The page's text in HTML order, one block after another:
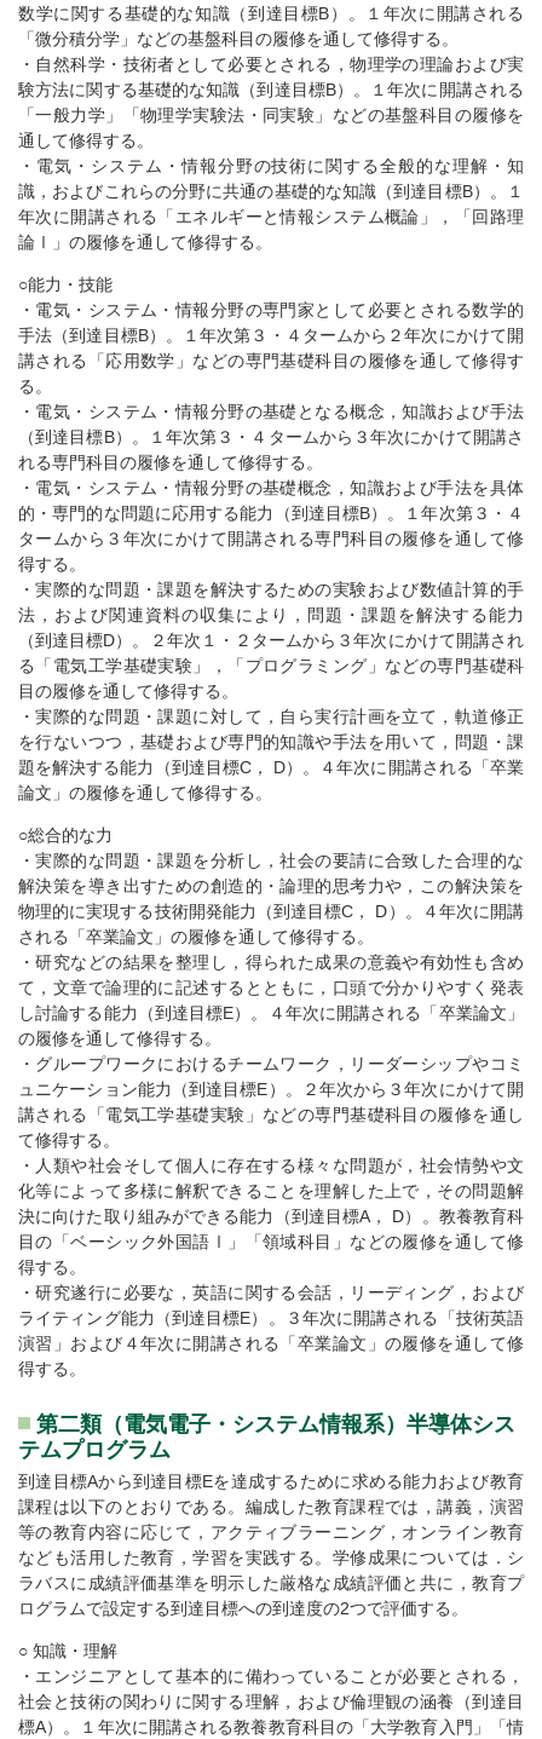
数学に関する基礎的な知識（到達目標B）。１年次に開講される
「微分積分学」などの基盤科目の履修を通して修得する。
・自然科学・技術者として必要とされる，物理学の理論および実
験方法に関する基礎的な知識（到達目標B）。１年次に開講される
「一般力学」「物理学実験法・同実験」などの基盤科目の履修を
通して修得する。
・電気・システム・情報分野の技術に関する全般的な理解・知
識，およびこれらの分野に共通の基礎的な知識（到達目標B）。１
年次に開講される「エネルギーと情報システム概論」，「回路理
論Ⅰ」の履修を通して修得する。
○能力・技能
・電気・システム・情報分野の専門家として必要とされる数学的
手法（到達目標B）。１年次第３・４タームから２年次にかけて開
講される「応用数学」などの専門基礎科目の履修を通して修得す
る。
・電気・システム・情報分野の基礎となる概念，知識および手法
（到達目標B）。１年次第３・４タームから３年次にかけて開講さ
れる専門科目の履修を通して修得する。
・電気・システム・情報分野の基礎概念，知識および手法を具体
的・専門的な問題に応用する能力（到達目標B）。１年次第３・４
タームから３年次にかけて開講される専門科目の履修を通して修
得する。
・実際的な問題・課題を解決するための実験および数値計算的手
法，および関連資料の収集により，問題・課題を解決する能力
（到達目標D）。２年次１・２タームから３年次にかけて開講され
る「電気工学基礎実験」，「プログラミング」などの専門基礎科
目の履修を通して修得する。
・実際的な問題・課題に対して，自ら実行計画を立て，軌道修正
を行ないつつ，基礎および専門的知識や手法を用いて，問題・課
題を解決する能力（到達目標C， D）。４年次に開講される「卒業
論文」の履修を通して修得する。
○総合的な力
・実際的な問題・課題を分析し，社会の要請に合致した合理的な
解決策を導き出すための創造的・論理的思考力や，この解決策を
物理的に実現する技術開発能力（到達目標C， D）。４年次に開講
される「卒業論文」の履修を通して修得する。
・研究などの結果を整理し，得られた成果の意義や有効性も含め
て，文章で論理的に記述するとともに，口頭で分かりやすく発表
し討論する能力（到達目標E）。４年次に開講される「卒業論文」
の履修を通して修得する。
・グループワークにおけるチームワーク，リーダーシップやコミ
ュニケーション能力（到達目標E）。２年次から３年次にかけて開
講される「電気工学基礎実験」などの専門基礎科目の履修を通し
て修得する。
・人類や社会そして個人に存在する様々な問題が，社会情勢や文
化等によって多様に解釈できることを理解した上で，その問題解
決に向けた取り組みができる能力（到達目標A， D）。教養教育科
目の「ベーシック外国語Ⅰ」「領域科目」などの履修を通して修
得する。
・研究遂行に必要な，英語に関する会話，リーディング，および
ライティング能力（到達目標E）。３年次に開講される「技術英語
演習」および４年次に開講される「卒業論文」の履修を通して修
得する。
第二類（電気電子・システム情報系）半導体シス
テムプログラム
到達目標Aから到達目標Eを達成するために求める能力および教育
課程は以下のとおりである。編成した教育課程では，講義，演習
等の教育内容に応じて，アクティブラーニング，オンライン教育
なども活用した教育，学習を実践する。学修成果については．シ
ラバスに成績評価基準を明示した厳格な成績評価と共に，教育プ
ログラムで設定する到達目標への到達度の2つで評価する。
○ 知識・理解
・エンジニアとして基本的に備わっていることが必要とされる，
社会と技術の関わりに関する理解，および倫理観の涵養（到達目
標A）。１年次に開講される教養教育科目の「大学教育入門」「情